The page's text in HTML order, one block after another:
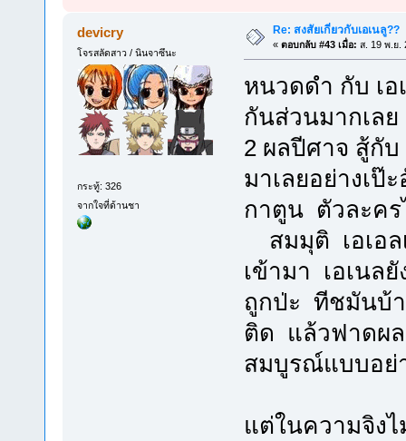
devicry
โจรสลัดสาว / นินจาซึนะ
กระทู้: 326
จากใจที่ด้านชา
Re: สงสัยเกี่ยวกับเอเนลู??
« ตอบกลับ #43 เมื่อ: ส. 19 พ.ย.
หนวดดำ กับ เ
กันส่วนมากเล
2 ผลปีศาจ สู้กั
มาเลยอย่างเ
กาตูน ตัวละคร
สมมุติ เอเอล
เข้ามา เอเนล
ถูกป่ะ ทีชมันบ้า
ติด แล้วฟาดผล
สมบูรณ์แบบอย่
แต่ในความจิง